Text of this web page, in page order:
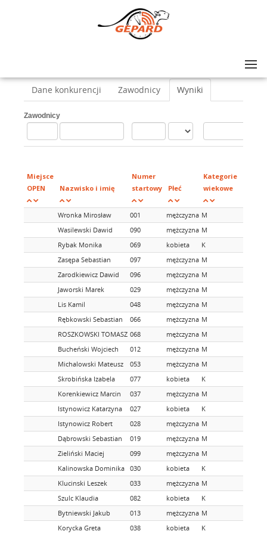
Dane konkurencji Zawodnicy Wyniki
Zawodnicy
Miejsce
OPEN
Nazwisko i imię
Numer
startowy
Płeć
Kategorie
wiekowe
Wronka Mirosław 001 mężczyzna M
Wasilewski Dawid
090 mężczyzna M
Rybak Monika
069 kobieta
K
Zasępa Sebastian
097 mężczyzna M
Zarodkiewicz Dawid
096 mężczyzna M
Jaworski Marek
029 mężczyzna M
Lis Kamil
048 mężczyzna M
Rębkowski Sebastian
066 mężczyzna M
ROSZKOWSKI TOMASZ 068 mężczyzna M
Bucheński Wojciech
012 mężczyzna M
Michalowski Mateusz
053 mężczyzna M
Skrobińska Izabela
077 kobieta
K
Korenkiewicz Marcin
037 mężczyzna M
Istynowicz Katarzyna
027 kobieta
K
Istynowicz Robert
028 mężczyzna M
Dąbrowski Sebastian
019 mężczyzna M
Zieliński Maciej
099 mężczyzna M
Kalinowska Dominika 030 kobieta
K
Klucinski Leszek
033 mężczyzna M
Szulc Klaudia
082 kobieta
K
Bytniewski Jakub
013 mężczyzna M
Korycka Greta
038 kobieta K